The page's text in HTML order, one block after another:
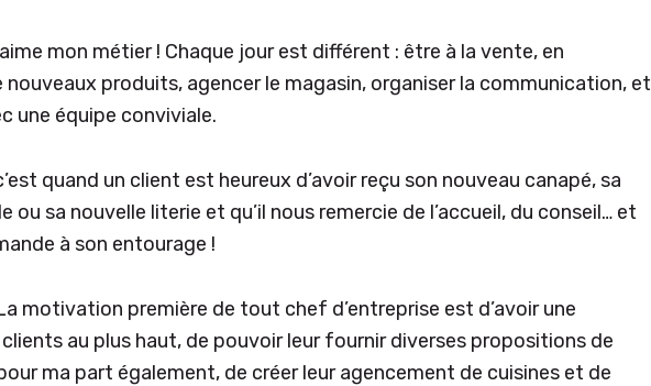
mon métier ! Chaque jour est différent : être à la vente, en
nouveaux produits, agencer le magasin, organiser la communication, et
une équipe conviviale.
quand un client est heureux d’avoir reçu son nouveau canapé, sa
ou sa nouvelle literie et qu’il nous remercie de l’accueil, du conseil… et
à son entourage !
motivation première de tout chef d’entreprise est d’avoir une
au plus haut, de pouvoir leur fournir diverses propositions de
ma part également, de créer leur agencement de cuisines et de